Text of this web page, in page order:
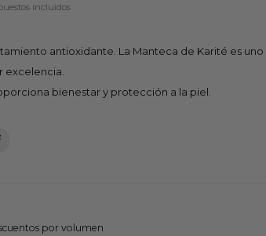
incluidos
antioxidante. La Manteca de Karité es
excelencia.
bienestar y protección a la piel.
por volumen